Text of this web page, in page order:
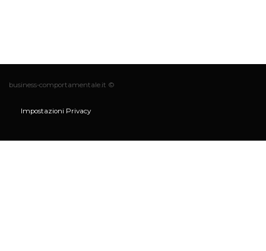
business-comportamentale.it ©
Impostazioni Privacy